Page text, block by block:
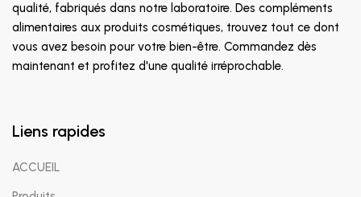
qualité, fabriqués dans notre laboratoire. Des compléments
alimentaires aux produits cosmétiques, trouvez tout ce dont
vous avez besoin pour votre bien-être. Commandez dès
maintenant et profitez d'une qualité irréprochable.
Liens rapides
ACCUEIL